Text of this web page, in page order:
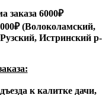
заказа 6000₽
(Волоколамский,
Истринский р-
к калитке дачи,